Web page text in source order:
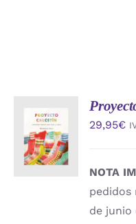
AÑADIR
AL
CARRITO
/
DETALLES
29,95€
NOTA
pedidos
de junio